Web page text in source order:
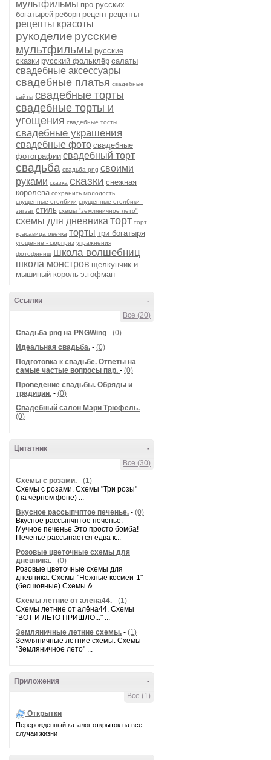
мультфильмы про русских
богатырей реборн рецепт рецепты
рецепты красоты
рукоделие русские
мультфильмы русские
сказки русский фольклёр салаты
свадебные аксессуары
свадебные платья свадебные
сайты свадебные торты
свадебные торты и
угощения свадебные тосты
свадебные украшения
свадебные фото свадебные
фотографии свадебный торт
свадьба свадьба png своими
руками сказка сказки снежная
королева сохранить молодость
спущенные столбики спущенные столбики -
зигзаг стиль схемы "земляничное лето"
схемы для дневника торт торт
красавица овечка торты три богатыря
угощение - сюрприз упражнения
фотофиниш школа волшебниц
школа монстров щелкунчик и
мышиный король э.гофман
-
Ссылки
Все (20)
Cвадьба png на PNGWing - (0)
Идеальная свадьба. - (0)
Подготовка к свадьбе. Ответы на
самые частые вопросы пар. - (0)
Проведение свадьбы. Обряды и
традиции. - (0)
Свадебный салон Мэри Трюфель. -
(0)
-
Цитатник
Все (30)
Схемы с розами. - (1)
Схемы с розами. Схемы "Три розы"
(на чёрном фоне) ...
Вкусное рассыпчптое печенье. - (0)
Вкусное рассыпчптое печенье.
Мучное печенье Это просто бомба!
Печенье рассыпается едва к...
Розовые цветочные схемы для
дневника. - (0)
Розовые цветочные схемы для
дневника. Схемы "Нежные космеи-1"
(бесшовные) Схемы &...
Схемы летние от алёна44. - (1)
Схемы летние от алёна44. Схемы
"ВОТ И ЛЕТО ПРИШЛО..." ...
Земляничные летние схемы. - (1)
Земляничные летние схемы. Схемы
"Земляничное лето" ...
-
Приложения
Все (1)
Открытки
Перерожденный каталог открыток на все
случаи жизни